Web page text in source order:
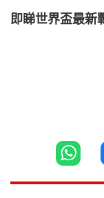
即睇世界盃最新